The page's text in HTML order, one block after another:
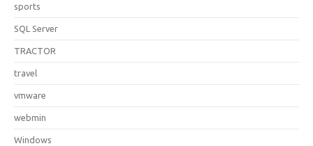
sports
SQL Server
TRACTOR
travel
vmware
webmin
Windows